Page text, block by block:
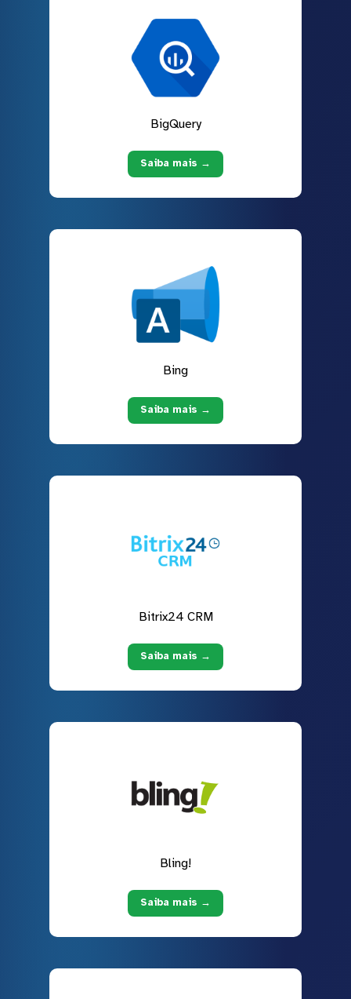
BigQuery
Saiba mais →
Bing
Saiba mais →
Bitrix24 CRM
Saiba mais →
Bling!
Saiba mais →